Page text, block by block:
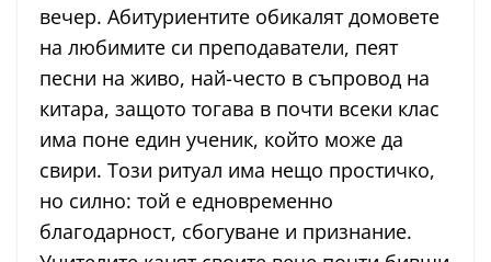
вечер. Абитуриентите обикалят домовете
на любимите си преподаватели, пеят
песни на живо, най-често в съпровод на
китара, защото тогава в почти всеки клас
има поне един ученик, който може да
свири. Този ритуал има нещо простичко,
но силно: той е едновременно
благодарност, сбогуване и признание.